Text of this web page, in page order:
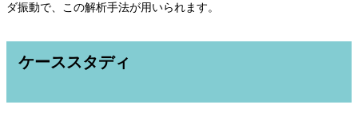
ダ振動で、この解析手法が用いられます。
ケーススタディ